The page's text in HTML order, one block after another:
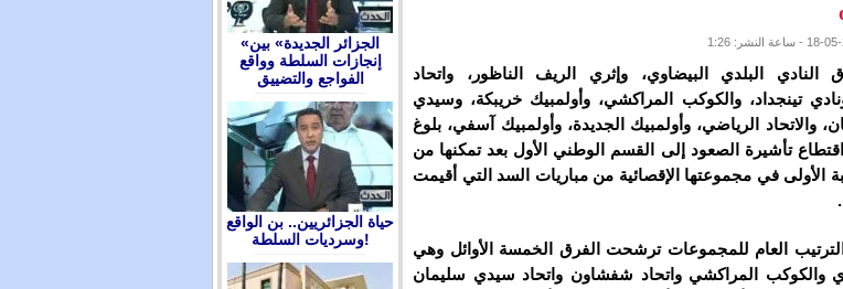
البلدي البيضاوي، وإثري الريف الناظور، واتحاد
تينجداد، والكوكب المراكشي، وأولمبيك خريبكة، وسيدي
والاتحاد الرياضي، وأولمبيك الجديدة، وأولمبيك آسفي، بلوغ
تأشيرة الصعود إلى القسم الوطني الأول بعد تمكنها من
الأولى في مجموعتها الإقصائية من مباريات السد التي أقيمت
العام للمجموعات ترشحت الفرق الخمسة الأوائل وهي
والكوكب المراكشي واتحاد شفشاون واتحاد سيدي سليمان
«الجزائر الجديدة» بين
إنجازات السلطة وواقع
الفواجع والتضييق
حياة الجزائريين.. بن الواقع
وسرديات السلطة!